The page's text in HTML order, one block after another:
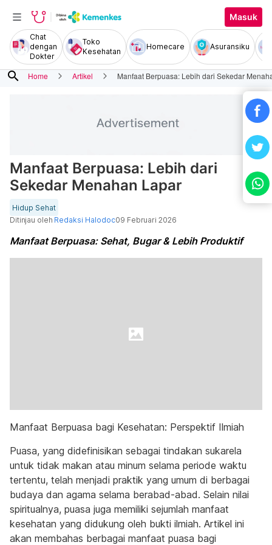
Masuk
Chat
dengan
Dokter
Toko
Kesehatan
Homecare Asuransiku
search Home Artikel Manfaat Berpuasa: Lebih dari Sekedar
Manfaat Berpuasa: Lebih dari
Sekedar Menahan Lapar
Hidup Sehat
Ditinjau oleh Redaksi Halodoc09 Februari 2026
Manfaat Berpuasa: Sehat, Bugar & Lebih Produktif
Manfaat Berpuasa bagi Kesehatan: Perspektif Ilmiah
Puasa, yang didefinisikan sebagai tindakan sukarela
untuk tidak makan atau minum selama periode waktu
tertentu, telah menjadi praktik yang umum di berbagai
budaya dan agama selama berabad-abad. Selain nilai
spiritualnya, puasa juga memiliki sejumlah manfaat
kesehatan yang didukung oleh bukti ilmiah. Artikel ini
akan membahas berbagai manfaat puasa bagi